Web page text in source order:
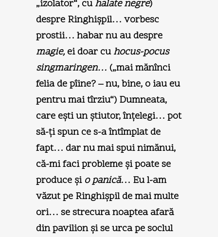
„izolator“, cuhalate negre)
despre Ringhişpil… vorbesc
prostii… habar nu au despre
magie,ei doar cuhocus-pocus
singmaringen… („mai mănînci
felia de pîine? – nu, bine, o iau eu
pentru mai tîrziu“) Dumneata,
care eşti un ştiutor, înţelegi… pot
să-ţi spun ce s-a întîmplat de
fapt… dar nu mai spui nimănui,
că-mi faci probleme şi poate se
produce şi o panică… Eu l-am
văzut pe Ringhişpil de mai multe
ori… se strecura noaptea afară
din pavilion şi se urca pe soclul